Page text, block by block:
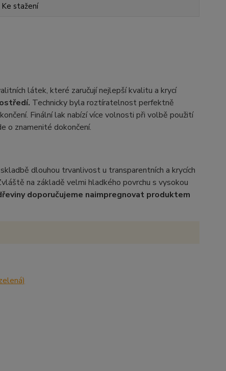
Ke stažení
látek, které zaručují nejlepší kvalitu a krycí
Technicky byla roztíratelnost perfektně
Finální lak nabízí více volnosti při volbě použití
o znamenité dokončení.
dlouhou trvanlivost u transparentních a krycích
na základě velmi hladkého povrchu s vysokou
doporučujeme naimpregnovat produktem